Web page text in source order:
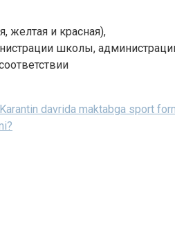
желтая и красная),
школы,
Karantin davrida maktabga sport